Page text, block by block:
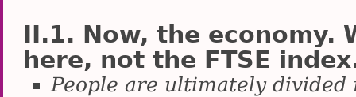
Now, the economy.
here, not the FTSE
People are ultimately divided